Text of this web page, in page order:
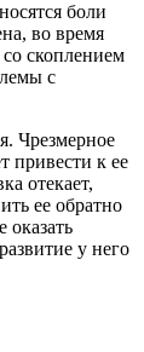
боли
во время
скоплением
с
Чрезмерное
привести к ее
отекает,
ее обратно
оказать
у него